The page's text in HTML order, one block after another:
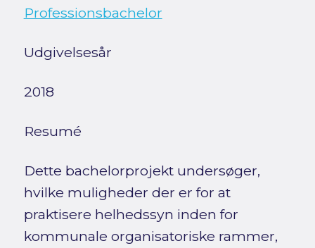
Professionsbachelor
Udgivelsesår
2018
Resumé
Dette bachelorprojekt undersøger,
hvilke muligheder der er for at
praktisere helhedssyn inden for
kommunale organisatoriske rammer,